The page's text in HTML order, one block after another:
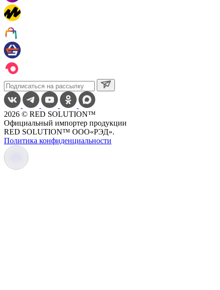
2026 © RED SOLUTION™
Официальный импортер продукции
RED SOLUTION™ OOO«РЭД».
Политика конфиденциальности